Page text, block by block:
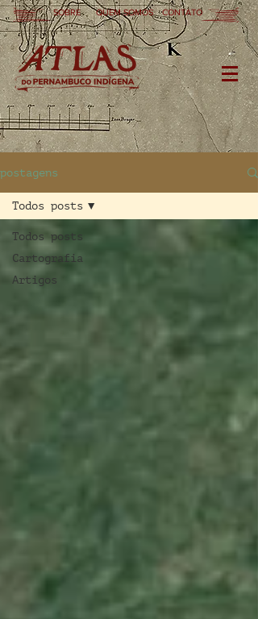
SOBRE QUEM SOMOS CONTATO
postagens
Todos posts
Cartografia
Artigos
Todos posts